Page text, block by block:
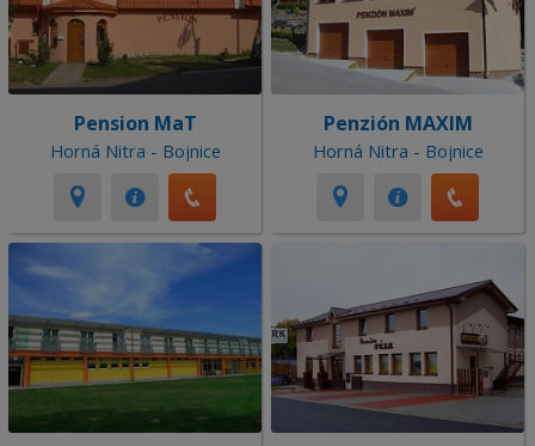
Pension MaT
Horná Nitra - Bojnice
Penzión MAXIM
Horná Nitra - Bojnice